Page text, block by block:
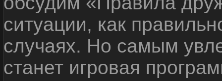
ситуации, как
случаях. Но самым
станет игровая